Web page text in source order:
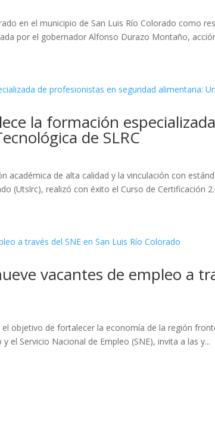
en el municipio de San Luis Río Colorado como
por el gobernador Alfonso Durazo Montaño,
la formación
de SLRC
de alta calidad y la vinculación con
(Utslrc), realizó con éxito el Curso de Certificación
vacantes de empleo a
objetivo de fortalecer la economía de la región
el Servicio Nacional de Empleo (SNE), invita a las y...